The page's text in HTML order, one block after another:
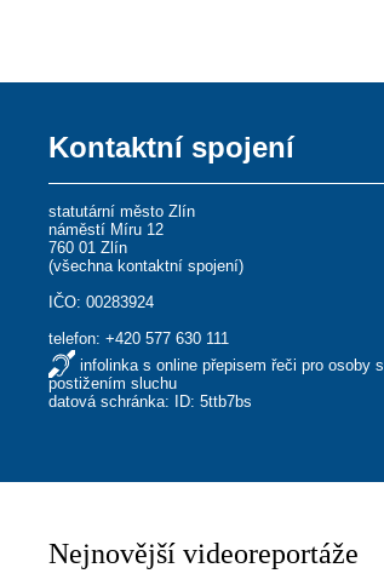
Kontaktní spojení
statutární město Zlín
náměstí Míru 12
760 01 Zlín
(všechna kontaktní spojení)
IČO: 00283924
telefon:+420 577 630 111
infolinka s online přepisem řeči pro osoby s
postižením sluchu
datová schránka: ID: 5ttb7bs
Nejnovější videoreportáže